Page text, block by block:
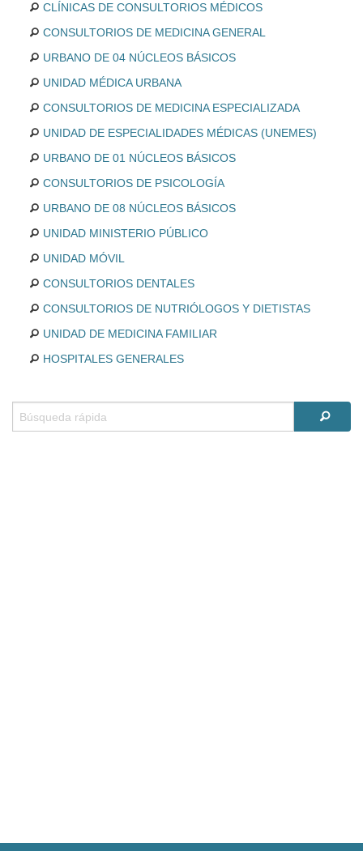
CLÍNICAS DE CONSULTORIOS MÉDICOS
CONSULTORIOS DE MEDICINA GENERAL
URBANO DE 04 NÚCLEOS BÁSICOS
UNIDAD MÉDICA URBANA
CONSULTORIOS DE MEDICINA ESPECIALIZADA
UNIDAD DE ESPECIALIDADES MÉDICAS (UNEMES)
URBANO DE 01 NÚCLEOS BÁSICOS
CONSULTORIOS DE PSICOLOGÍA
URBANO DE 08 NÚCLEOS BÁSICOS
UNIDAD MINISTERIO PÚBLICO
UNIDAD MÓVIL
CONSULTORIOS DENTALES
CONSULTORIOS DE NUTRIÓLOGOS Y DIETISTAS
UNIDAD DE MEDICINA FAMILIAR
HOSPITALES GENERALES